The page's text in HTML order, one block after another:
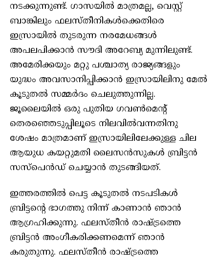
നടക്കുന്നുണ്ട്. ഗാസയില്‍ മാത്രമല്ല, വെസ്റ്റ്
ബാങ്കിലും ഫലസ്തീനികള്‍ക്കെതിരെ
ഇസ്രായില്‍ തുടരുന്ന നരമേധങ്ങള്‍
അപലപിക്കാന്‍ സൗദി അറേബ്യ മുന്നിലുണ്ട്.
അമേരിക്കയും മറ്റു പശ്ചാത്യ രാജ്യങ്ങളും
യുദ്ധം അവസാനിപ്പിക്കാന്‍ ഇസ്രായിലിനു മേല്‍
കൂടുതല്‍ സമ്മര്‍ദം ചെലുത്തുന്നില്ല.
ജൂലൈയില്‍ ഒരു പുതിയ ഗവണ്‍മെന്റ്
തെരഞ്ഞെടുപ്പിലൂടെ നിലവില്‍വന്നതിനു
ശേഷം മാത്രമാണ് ഇസ്രായിലിലേക്കുള്ള ചില
ആയുധ കയറ്റുമതി ലൈസന്‍സുകള്‍ ബ്രിട്ടന്‍
സസ്‌പെന്‍ഡ് ചെയ്യാന്‍ തുടങ്ങിയത്.
ഇത്തരത്തില്‍ പെട്ട കൂടുതല്‍ നടപടികള്‍
ബ്രിട്ടന്റെ ഭാഗത്തു നിന്ന് കാണാന്‍ ഞാന്‍
ആഗ്രഹിക്കുന്നു. ഫലസ്തീന്‍ രാഷ്ട്രത്തെ
ബ്രിട്ടന്‍ അംഗീകരിക്കണമെന്ന് ഞാന്‍
കരുതുന്നു. ഫലസ്തീന്‍ രാഷ്ട്രത്തെ